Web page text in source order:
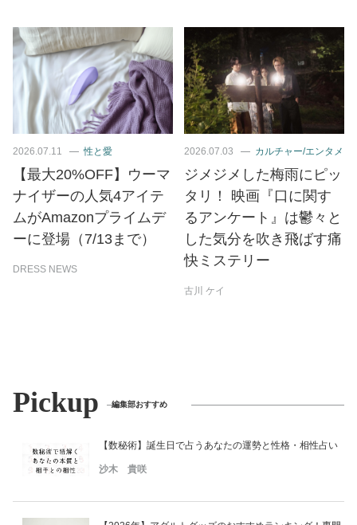
2026.07.11 性と愛
【最大20%OFF】ウーマ
ナイザーの人気4アイテ
ムがAmazonプライムデ
ーに登場（7/13まで）
DRESS NEWS
2026.07.03 カルチャー/エンタメ
ジメジメした梅雨にピッ
タリ！ 映画『口に関す
るアンケート』は鬱々と
した気分を吹き飛ばす痛
快ミステリー
古川 ケイ
Pickup 編集部おすすめ
【数秘術】誕生日で占うあなたの運勢と性格・相性占い
沙木 貴咲